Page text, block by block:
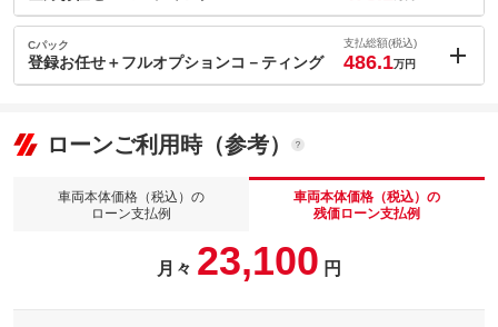
車両本体価
438万円
基本プランにプラスで希望ナンバー、ご納車前の磨きをお任せい
ただくプランでございます。磨きをかけることにより、お車がよ
り綺麗な状態に仕上がります。
このパックの見積もり依頼（無料）
内：オプシ
ョン価格
(税込)
車両本体価
■登録の手続きはすべてお任せください■コーティングは、ボディ
ガラスコーティングを行います。
Cパック
登録お任せ＋フルオプションコ－ティング
支払総額(税込)
486.1万円
車両本体価
438
ローンご利用時（参考）
車両本体価格（税込）の
ローン支払例
車両本体価格（税込）の
残価ローン支払例
月々 23,100 円